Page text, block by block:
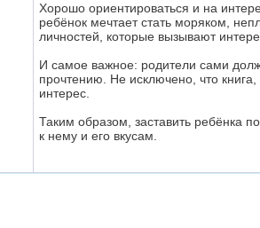
Хорошо ориентироваться и на
ребёнок мечтает стать моряком,
личностей, которые вызывают
И самое важное: родители сами
прочтению. Не исключено, что книга,
интерес.
Таким образом, заставить ребёнка
к нему и его вкусам.